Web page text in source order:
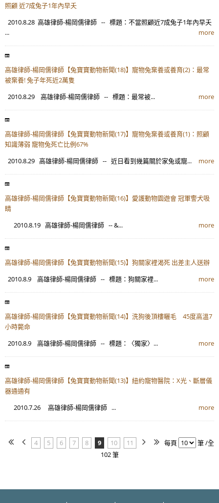
照顧 近7成兔子1年內早夭
2010.8.28 高雄律師-楊岡儒律師 -- 標題：不當照顧近7成兔子1年內早夭
...
more
高雄律師-楊岡儒律師【兔寶寶動物新聞(18)】寵物兔棄養或養育(2)：最常
被棄養! 兔子年死近2萬隻
2010.8.29 高雄律師-楊岡儒律師 -- 標題：最常被...
more
高雄律師-楊岡儒律師【兔寶寶動物新聞(17)】寵物兔棄養或養育(1)：照顧
知識薄弱 寵物兔死亡比例67%
2010.8.29 高雄律師-楊岡儒律師 -- 近日看到幾篇關於家兔或寵...
more
高雄律師-楊岡儒律師【兔寶寶動物新聞(16)】愛護動物園遊會 冠軍警犬吸
睛
2010.8.19 高雄律師-楊岡儒律師 -- &...
more
高雄律師-楊岡儒律師【兔寶寶動物新聞(15)】狗關家裡渴死 出差主人送辦
2010.8.9 高雄律師-楊岡儒律師 -- 標題：狗關家裡...
more
高雄律師-楊岡儒律師【兔寶寶動物新聞(14)】洗狗後頂樓曬毛 45度高溫7
小時斃命
2010.8.9 高雄律師-楊岡儒律師 -- 標題：〈獨家〉...
more
高雄律師-楊岡儒律師【兔寶寶動物新聞(13)】紐約寵物醫院：X光、斷層儀
器通通有
2010.7.26 高雄律師-楊岡儒律師 ...
more
4 5 6 7 8 9 10 11 每頁
筆 /全
102 筆